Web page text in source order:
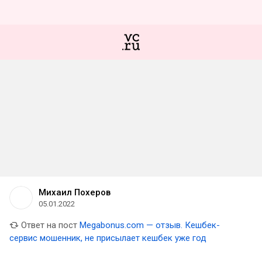
Михаил Похеров
05.01.2022
Ответ на пост Megabonus.com — отзыв. Кешбек-
сервис мошенник, не присылает кешбек уже год